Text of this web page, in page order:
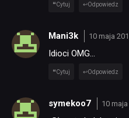
Cytuj Odpowiedz
Mani3k 10 maja
Idioci OMG…
Cytuj Odpowiedz
symekoo7 10